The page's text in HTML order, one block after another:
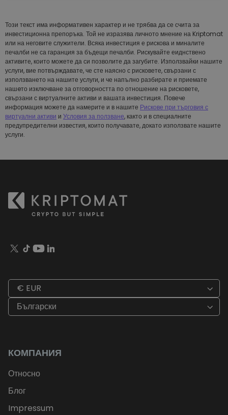
Този текст има информативен характер и не трябва да се счита за
инвестиционна препоръка. Той не изразява личното мнение на Kriptomat
или на неговите служители. Всяка инвестиция е рискова и миналите
печалби не са гаранция за бъдещи печалби. Рискувайте еиднствено
активите, които можете да си позволите да загубите. Използвайки нашите
услуги, вие потвърждавате, че сте наясно с рисковете, свързани с
използването на нашите услуги, и че напълно разбирате и приемате
нашeто изключване за отговорността по отношение на рисковете,
свързани с виртуалните активи и вашата инвестиция. Повече
информация можете да намерите и в нашите Рискове при търговия с
виртуални активи и Условия за ползване, както и в специалните
предупредителни известия, които получавате, докато използвате нашите
услуги.
€ EUR
Български
КОМПАНИЯ
Относно
Блог
Impressum